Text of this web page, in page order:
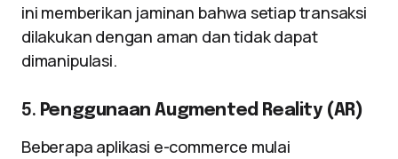
ini memberikan jaminan bahwa setiap transaksi
dilakukan dengan aman dan tidak dapat
dimanipulasi.
5. Penggunaan Augmented Reality (AR)
Beberapa aplikasi e-commerce mulai